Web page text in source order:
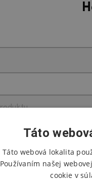
Táto
Táto webová lokalita
Používaním našej
cookie v